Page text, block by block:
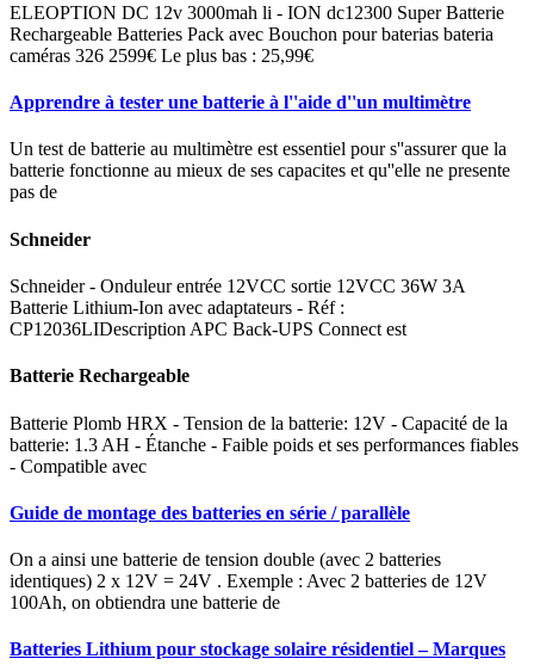
ELEOPTION DC 12v 3000mah li - ION dc12300 Super Batterie
Rechargeable Batteries Pack avec Bouchon pour baterias bateria
caméras 326 2599€ Le plus bas : 25,99€
Apprendre à tester une batterie à l''aide d''un multimètre
Un test de batterie au multimètre est essentiel pour s''assurer que la
batterie fonctionne au mieux de ses capacites et qu''elle ne presente
pas de
Schneider
Schneider - Onduleur entrée 12VCC sortie 12VCC 36W 3A
Batterie Lithium-Ion avec adaptateurs - Réf :
CP12036LIDescription APC Back-UPS Connect est
Batterie Rechargeable
Batterie Plomb HRX - Tension de la batterie: 12V - Capacité de la
batterie: 1.3 AH - Étanche - Faible poids et ses performances fiables
- Compatible avec
Guide de montage des batteries en série / parallèle
On a ainsi une batterie de tension double (avec 2 batteries
identiques) 2 x 12V = 24V . Exemple : Avec 2 batteries de 12V
100Ah, on obtiendra une batterie de
Batteries Lithium pour stockage solaire résidentiel – Marques